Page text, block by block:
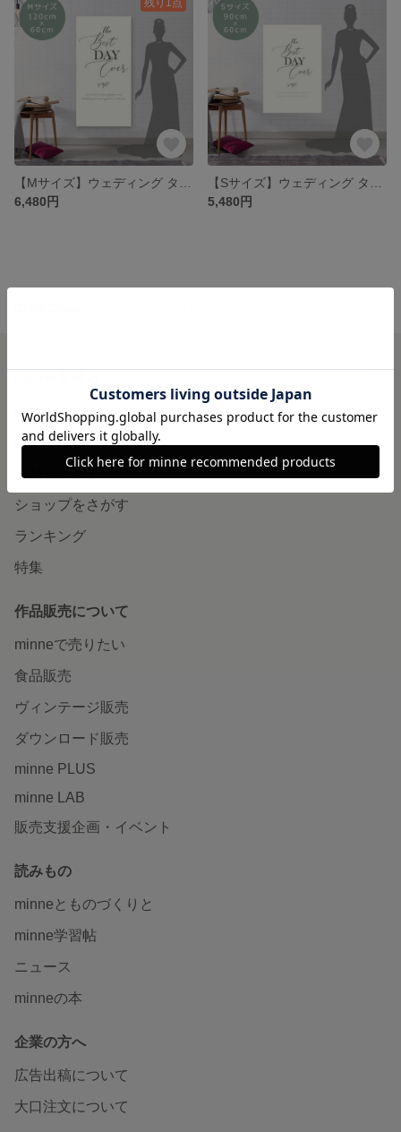
6,480円
5,480円
minneについて
minneで買いたい
作品をさがす
ショップをさがす
ランキング
特集
作品販売について
minneで売りたい
食品販売
ヴィンテージ販売
ダウンロード販売
minne PLUS
minne LAB
販売支援企画・イベント
読みもの
minneとものづくりと
minne学習帖
ニュース
minneの本
企業の方へ
広告出稿について
大口注文について